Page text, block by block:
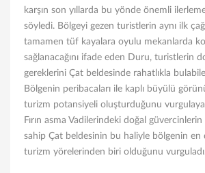
karşın son yıllarda bu yönde önemli
söyledi. Bölgeyi gezen turistlerin aynı ilk
tamamen tüf kayalara oyulu mekanlarda
sağlanacağını ifade eden Duru, turistlerin
gereklerini Çat beldesinde rahatlıkla
Bölgenin peribacaları ile kaplı büyülü
turizm potansiyeli oluşturduğunu
Fırın asma Vadilerindeki doğal
sahip Çat beldesinin bu haliyle bölgenin en
turizm yörelerinden biri olduğunu vurguladı.